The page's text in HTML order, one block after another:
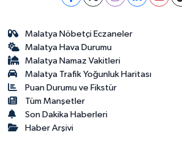
Malatya Nöbetçi Eczaneler
Malatya Hava Durumu
Malatya Namaz Vakitleri
Malatya Trafik Yoğunluk Haritası
Puan Durumu ve Fikstür
Tüm Manşetler
Son Dakika Haberleri
Haber Arşivi